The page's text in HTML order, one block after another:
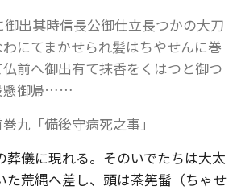
出其時信長公御仕立長つかの大刀
にてまかせられ髪はちやせんに巻
前へ御出有て抹香をくはつと御つ
懸御帰……
九「備後守病死之事」
葬儀に現れる。そのいでたちは大太
た荒縄へ差し、頭は茶筅髷（ちゃせ